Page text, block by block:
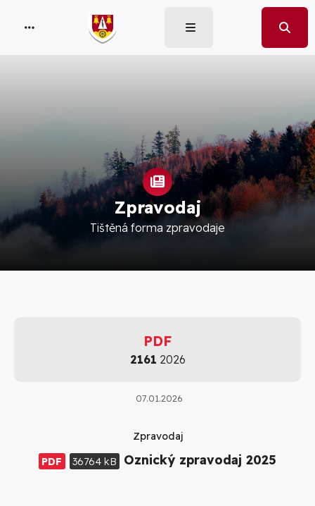
Zpravodaj
Tištěná forma zpravodaje
PDF
2161 2026
07.01.2026
Zpravodaj
PDF
36764 kB Oznický zpravodaj 2025